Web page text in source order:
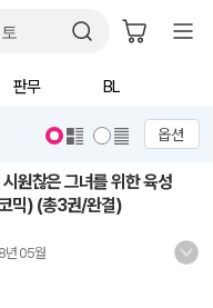
판무 BL
옵션
원찮은 그녀를 위한 육성
믹) (총3권/완결)
년 05월